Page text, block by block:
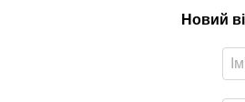
Новий